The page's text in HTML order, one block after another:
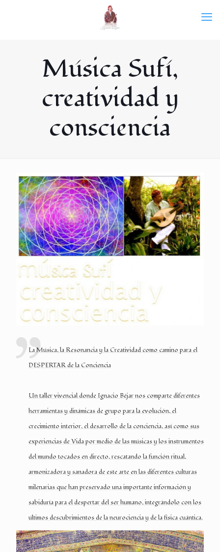
Música Sufí,
creatividad y
consciencia
La Música, la Resonancia y la Creatividad como camino para el
DESPERTAR de la Conciencia
Un taller vivencial donde Ignacio Béjar nos comparte diferentes
herramientas y dinámicas de grupo para la evolución, el
crecimiento interior, el desarrollo de la conciencia, así como sus
experiencias de Vida por medio de las músicas y los instrumentos
del mundo tocados en directo, rescatando la función ritual,
armonizadora y sanadora de este arte en las diferentes culturas
milenarias que han preservado una importante información y
sabiduría para el despertar del ser humano, integrándolo con los
últimos descubrimientos de la neurociencia y de la física cuántica.